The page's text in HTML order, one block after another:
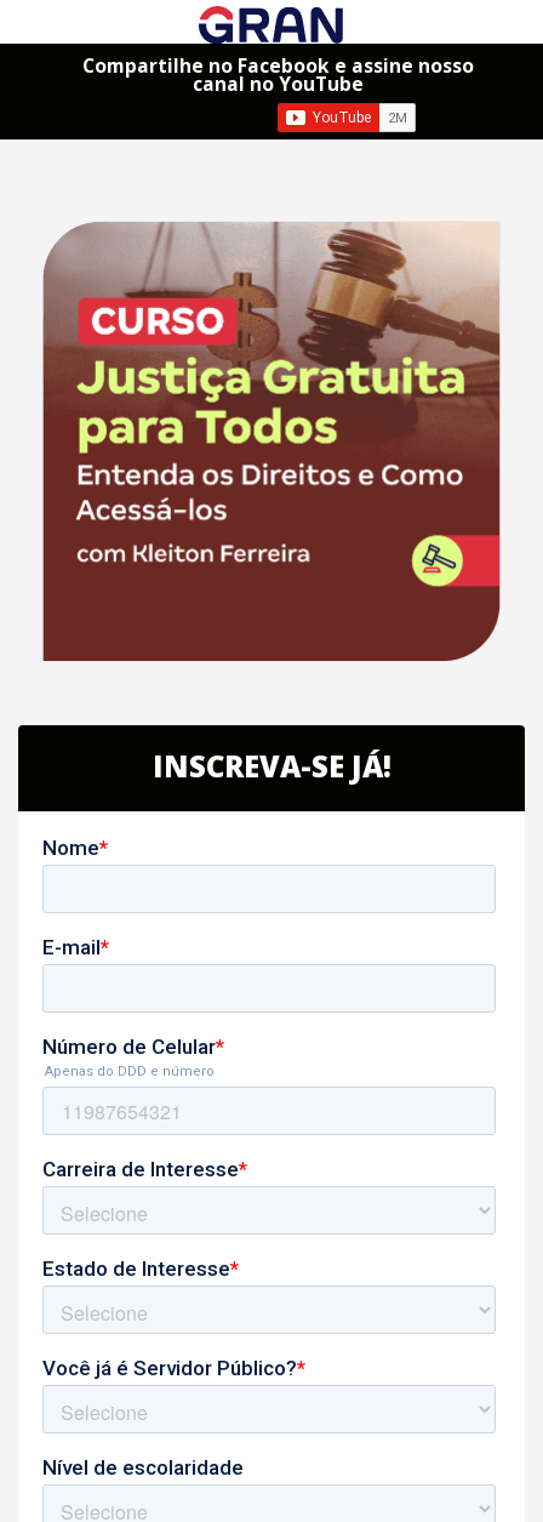
Compartilhe no Facebook e assine nosso
canal no YouTube
INSCREVA-SE JÁ!